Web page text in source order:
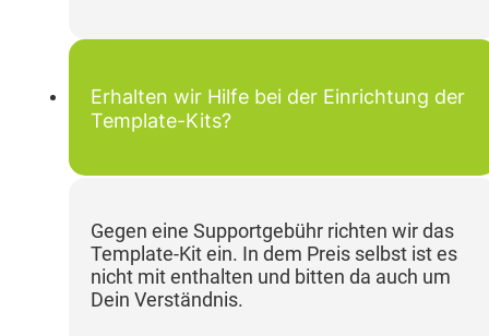
Erhalten wir Hilfe bei der Einrichtung der
Template-Kits?
Gegen eine Supportgebühr richten wir das
Template-Kit ein. In dem Preis selbst ist es
nicht mit enthalten und bitten da auch um
Dein Verständnis.